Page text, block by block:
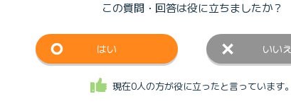
この質問・回答は役に立ちましたか？
はい いいえ
現在0人の方が役に立ったと言っています。